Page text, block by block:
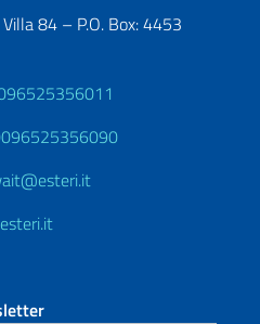
84 – P.O. Box: 4453